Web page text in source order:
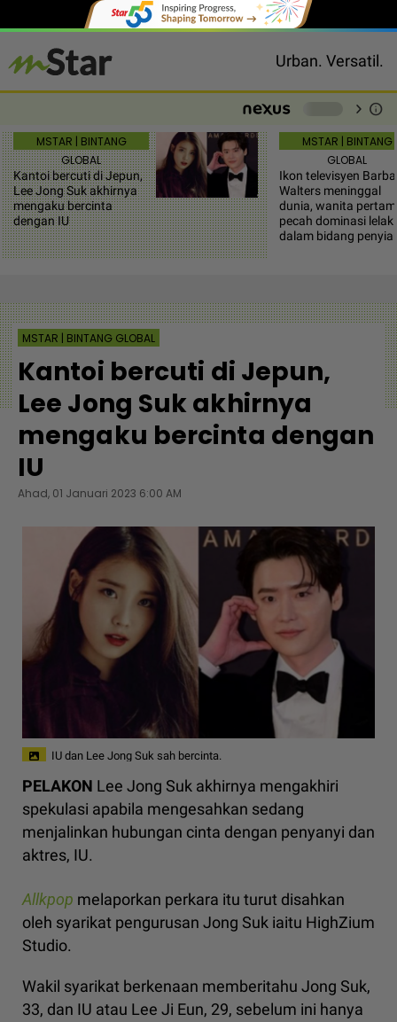
Urban. Versatil.
chevron_right info
MSTAR | BINTANG
GLOBAL
Kantoi bercuti di Jepun,
Lee Jong Suk akhirnya
mengaku bercinta
dengan IU
MSTAR | BINTANG
GLOBAL
Ikon televisyen
Walters meninggal
dunia, wanita
pecah dominasi lelaki
dalam bidang
MSTAR | BINTANG GLOBAL
Kantoi bercuti di Jepun,
Lee Jong Suk akhirnya
mengaku bercinta dengan
IU
Ahad, 01 Januari 2023 6:00 AM
IU dan Lee Jong Suk sah bercinta.
PELAKON Lee Jong Suk akhirnya mengakhiri
spekulasi apabila mengesahkan sedang
menjalinkan hubungan cinta dengan penyanyi dan
aktres, IU.
Allkpop melaporkan perkara itu turut disahkan
oleh syarikat pengurusan Jong Suk iaitu HighZium
Studio.
Wakil syarikat berkenaan memberitahu Jong Suk,
33, dan IU atau Lee Ji Eun, 29, sebelum ini hanya